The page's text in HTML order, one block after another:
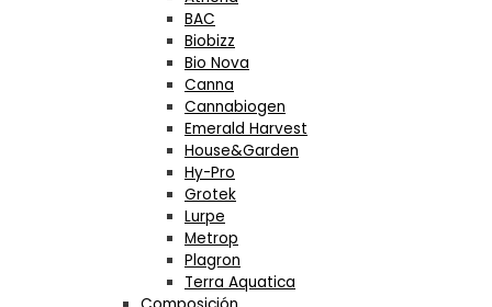
BAC
Biobizz
Bio Nova
Canna
Cannabiogen
Emerald Harvest
House&Garden
Hy-Pro
Grotek
Lurpe
Metrop
Plagron
Terra Aquatica